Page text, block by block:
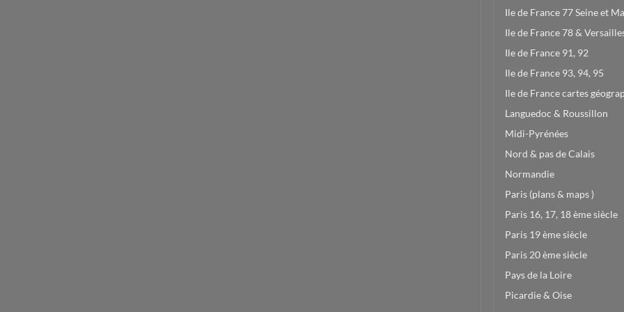
Ile de France 77 Seine et
Ile de France 78 &
Ile de France 91, 92
Ile de France 93, 94, 95
Ile de France cartes
Languedoc & Roussillon
Midi-Pyrénées
Nord & pas de Calais
Normandie
Paris (plans & maps )
Paris 16, 17, 18 ème siècle
Paris 19 ème siècle
Paris 20 ème siècle
Pays de la Loire
Picardie & Oise